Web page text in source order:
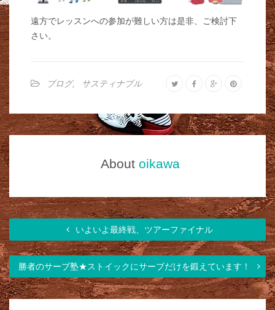
遠方でレッスンへの参加が難しい方は是非、ご検討下
さい。
ブログ, サスティナブル
About oikawa
いよいよ最終戦、ツアーファイナル
勝者のサーブ塾★ストイックにサーブだけを鍛えています！